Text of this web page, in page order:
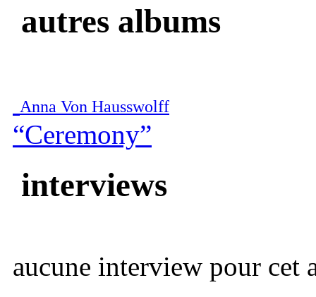
autres albums
Anna Von Hausswolff
“Ceremony”
interviews
aucune interview pour cet